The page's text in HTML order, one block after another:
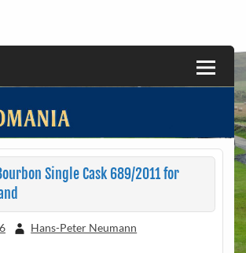
Single Cask 689/2011 for
Hans-Peter Neumann